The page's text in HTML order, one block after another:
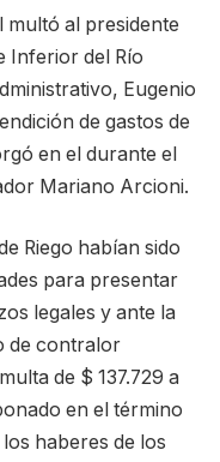
multó al presidente
Inferior del Río
Eugenio
de gastos de
en el durante el
Mariano Arcioni.
Riego habían sido
para presentar
legales y ante la
de contralor
de $ 137.729 a
en el término
haberes de los